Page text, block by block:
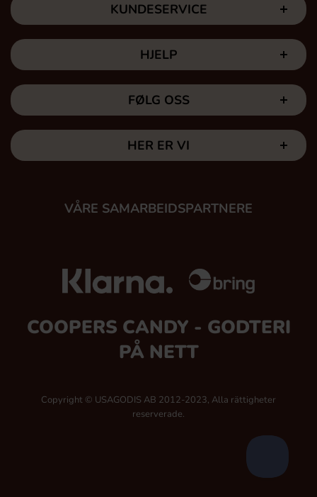
KUNDESERVICE
HJELP
FØLG OSS
HER ER VI
VÅRE SAMARBEIDSPARTNERE
COOPERS CANDY - GODTERI
PÅ NETT
Copyright © USAGODIS AB 2012-2023, Alla rättigheter
reserverade.